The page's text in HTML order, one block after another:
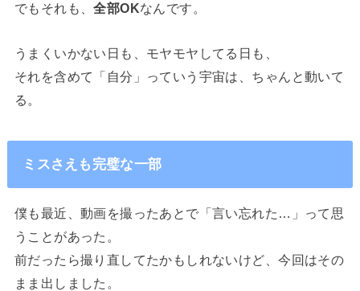
でもそれも、全部OKなんです。
うまくいかない日も、モヤモヤしてる日も、
それを含めて「自分」っていう宇宙は、ちゃんと動いて
る。
ミスさえも完璧な一部
僕も最近、動画を撮ったあとで「言い忘れた…」って思
うことがあった。
前だったら撮り直してたかもしれないけど、今回はその
まま出しました。